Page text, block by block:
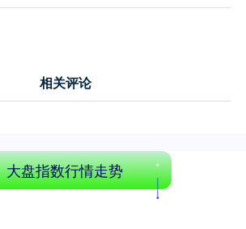
相关评论
大盘指数行情走势